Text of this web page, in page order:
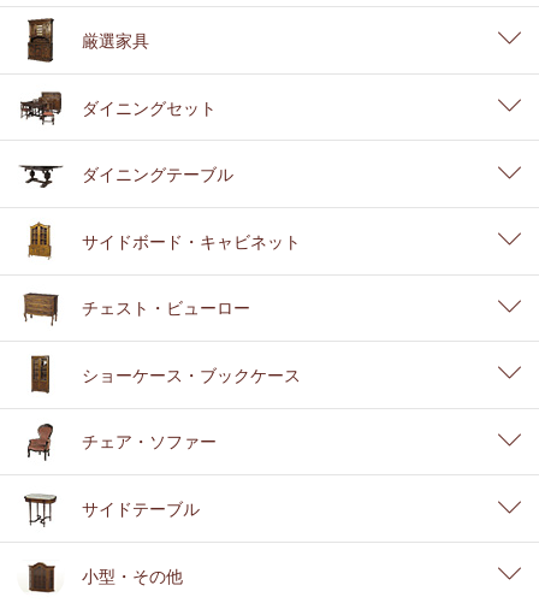
厳選家具
ダイニングセット
ダイニングテーブル
サイドボード・キャビネット
チェスト・ビューロー
ショーケース・ブックケース
チェア・ソファー
サイドテーブル
小型・その他